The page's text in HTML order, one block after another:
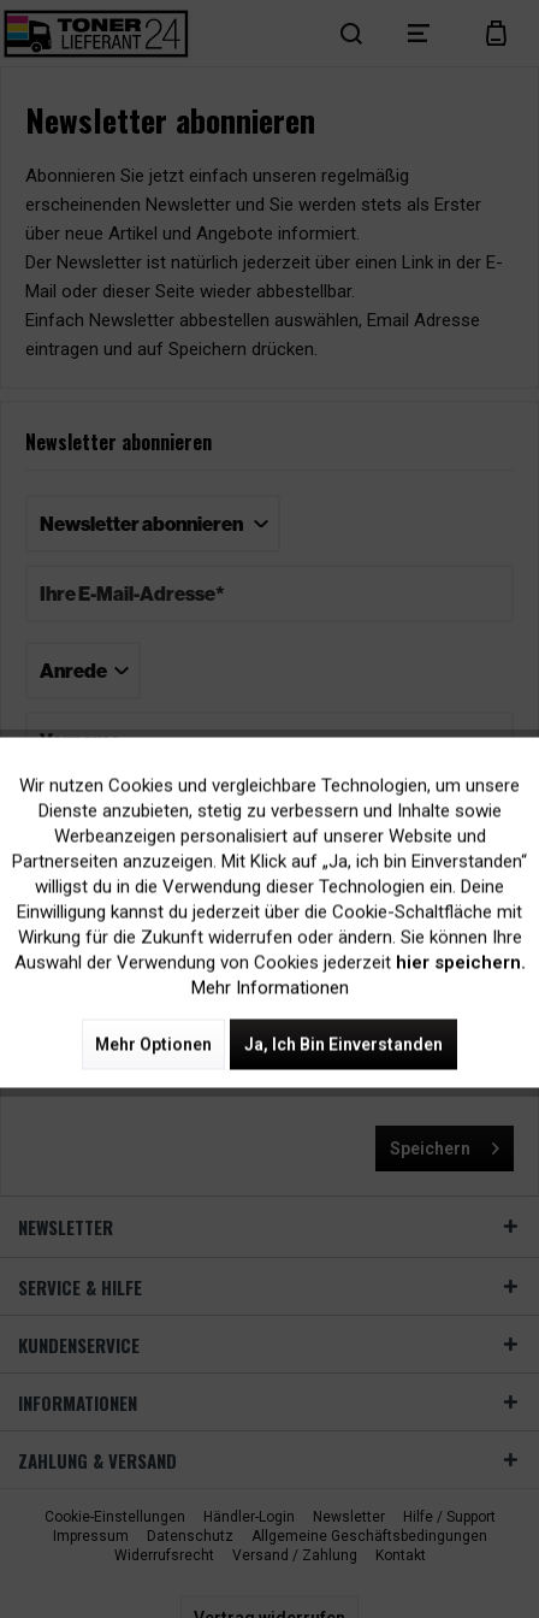
search menu cart
Newsletter abonnieren
Abonnieren Sie jetzt einfach unseren regelmäßig
erscheinenden Newsletter und Sie werden stets als Erster
über neue Artikel und Angebote informiert.
Der Newsletter ist natürlich jederzeit über einen Link in der E-
Mail oder dieser Seite wieder abbestellbar.
Einfach Newsletter abbestellen auswählen, Email Adresse
eintragen und auf Speichern drücken.
Newsletter abonnieren
* hierbei handelt es sich um ein Pflichtfeld
Speichern
NEWSLETTER
SERVICE & HILFE
KUNDENSERVICE
INFORMATIONEN
ZAHLUNG & VERSAND
Cookie-Einstellungen Händler-Login Newsletter
Hilfe / Support
Impressum
Datenschutz
Allgemeine Geschäftsbedingungen
Widerrufsrecht
Versand / Zahlung Kontakt
Funktionale Aktiv
Marketing Inaktiv
Tracking Inaktiv
Wir nutzen Cookies und vergleichbare Technologien, um unsere
Dienste anzubieten, stetig zu verbessern und Inhalte sowie
Werbeanzeigen personalisiert auf unserer Website und
Partnerseiten anzuzeigen. Mit Klick auf „Ja, ich bin Einverstanden“
willigst du in die Verwendung dieser Technologien ein. Deine
Einwilligung kannst du jederzeit über die Cookie-Schaltfläche mit
Wirkung für die Zukunft widerrufen oder ändern. Sie können Ihre
Auswahl der Verwendung von Cookies jederzeit hier speichern.
Mehr Informationen
Mehr Optionen Ja, Ich Bin Einverstanden